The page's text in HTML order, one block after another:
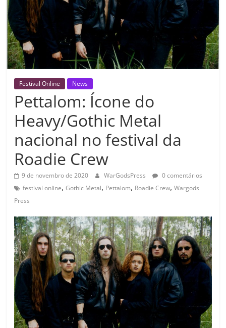
Festival Online News
Pettalom: Ícone do
Heavy/Gothic Metal
nacional no festival da
Roadie Crew
9 de novembro de 2020 WarGodsPress
0 comentários
festival online,Gothic Metal, Pettalom, Roadie Crew,Wargods
Press